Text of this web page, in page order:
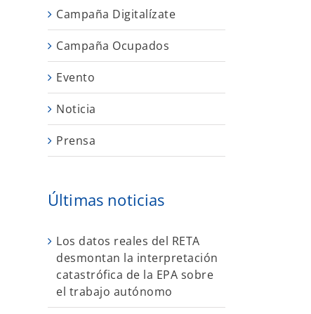
Campaña Digitalízate
Campaña Ocupados
Evento
Noticia
Prensa
Últimas noticias
Los datos reales del RETA
desmontan la interpretación
catastrófica de la EPA sobre
el trabajo autónomo